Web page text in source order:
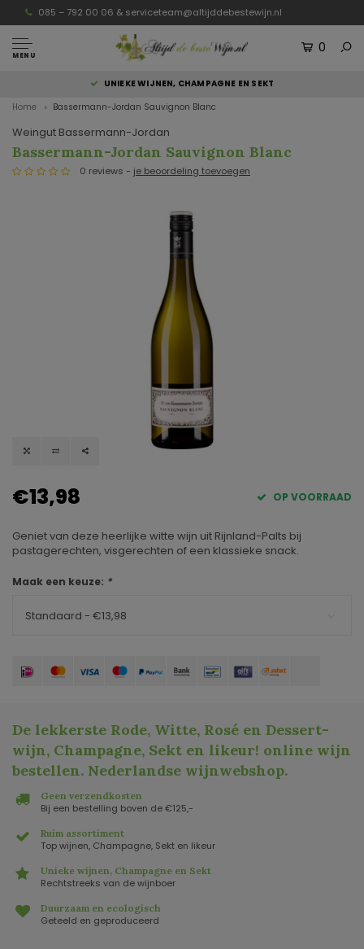
085 – 792 00 06 & serviceteam@altijddebestewijn.nl
MENU
0
UNIEKE WIJNEN, CHAMPAGNE EN SEKT
Home Bassermann-Jordan Sauvignon Blanc
Weingut Bassermann-Jordan
Bassermann-Jordan Sauvignon Blanc
0 reviews - je beoordeling toevoegen
€13,98 OP VOORRAAD
Geniet van deze heerlijke witte wijn uit Rijnland-Palts bij
pastagerechten, visgerechten of een klassieke snack.
Maak een keuze: *
Standaard - €13,98
De lekkerste Rode, Witte, Rosé en Dessert-
wijn, Champagne, Sekt en likeur! online wijn
bestellen. Nederlandse wijnwebshop.
Geen verzendkosten
Bij een bestelling boven de €125,-
Ruim assortiment
Top wijnen, Champagne, Sekt en likeur
Unieke wijnen, Champagne en Sekt
Rechtstreeks van de wijnboer
Duurzaam en ecologisch
Geteeld en geproduceerd